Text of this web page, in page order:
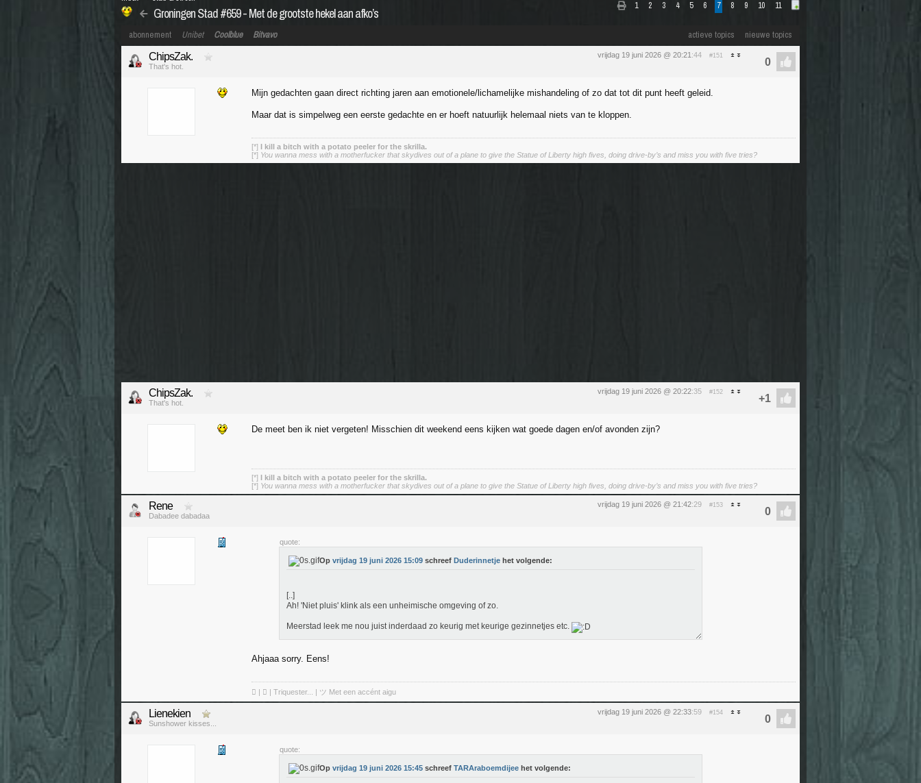
1 2 3 4 5 6 7 8 9 10 11
Groningen Stad #659 - Met de grootste hekel aan afko’s
actieve topics nieuwe topics
abonnement Unibet Coolblue Bitvavo
vrijdag 19 juni 2026 @ 20:21 :44 #151
ChipsZak.
That's hot.
Mijn gedachten gaan direct richting jaren aan emotionele/lichamelijke mishandeling of zo dat tot dit punt heeft geleid.
Maar dat is simpelweg een eerste gedachte en er hoeft natuurlijk helemaal niets van te kloppen.
[*] I kill a bitch with a potato peeler for the skrilla.
[*] You wanna mess with a motherfucker that skydives out of a plane to give the Statue of Liberty high fives, doing drive-by’s and miss you with five tries?
vrijdag 19 juni 2026 @ 20:22:35 #152
ChipsZak.
That's hot.
De meet ben ik niet vergeten! Misschien dit weekend eens kijken wat goede dagen en/of avonden zijn?
[*] I kill a bitch with a potato peeler for the skrilla.
[*] You wanna mess with a motherfucker that skydives out of a plane to give the Statue of Liberty high fives, doing drive-by’s and miss you with five tries?
vrijdag 19 juni 2026 @ 21:42:29 #153
Rene
Dabadee dabadaa
quote:
Op vrijdag 19 juni 2026 15:09 schreef Duderinnetje het volgende:
[..]
Ah! 'Niet pluis' klink als een unheimische omgeving of zo.
Meerstad leek me nou juist inderdaad zo keurig met keurige gezinnetjes etc.
Ahjaaa sorry. Eens!
 | ❤ | Triquester... | ツ Met een accént aigu
vrijdag 19 juni 2026 @ 22:33:59 #154
Lienekien
Sunshower kisses...
quote:
Op vrijdag 19 juni 2026 15:45 schreef TARAraboemdijee het volgende: